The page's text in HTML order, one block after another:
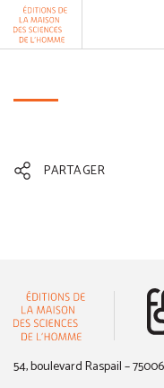
Aller au contenu
PARTAGER
54, boulevard Raspail –
Panneau de gestion des